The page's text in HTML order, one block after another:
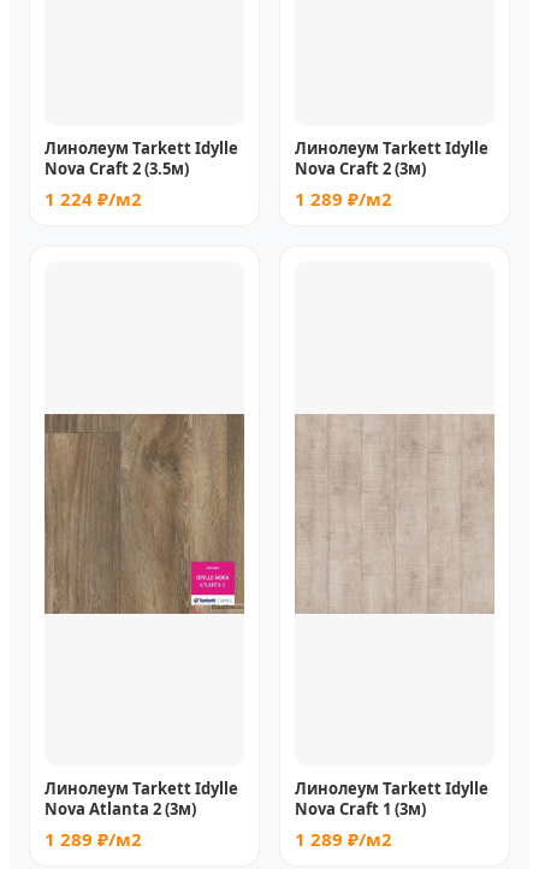
Линолеум Tarkett Idylle
Nova Craft 2 (3.5м)
1 224 ₽/м2
Линолеум Tarkett Idylle
Nova Craft 2 (3м)
1 289 ₽/м2
Линолеум Tarkett Idylle
Nova Atlanta 2 (3м)
1 289 ₽/м2
Линолеум Tarkett Idylle
Nova Craft 1 (3м)
1 289 ₽/м2